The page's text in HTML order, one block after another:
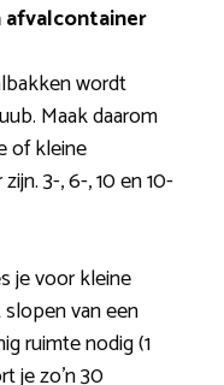
wordt
Maak daarom
of kleine
3-, 6-, 10 en 10-
je voor kleine
van een
ruimte nodig (1
je zo’n 30